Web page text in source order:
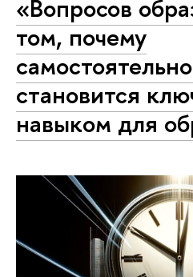
«Вопросов
том, почему
становится
навыком для